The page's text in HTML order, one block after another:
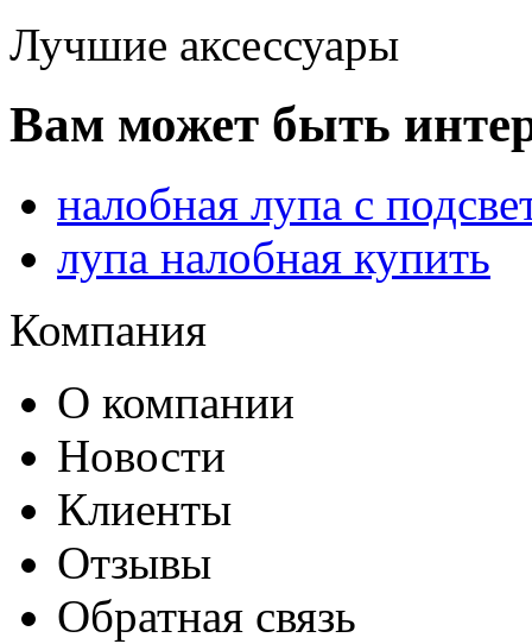
Лучшие аксессуары
Вам может быть
налобная лупа с
лупа налобная купить
Компания
О компании
Новости
Клиенты
Отзывы
Обратная связь